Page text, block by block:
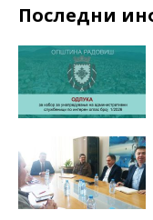
Последни